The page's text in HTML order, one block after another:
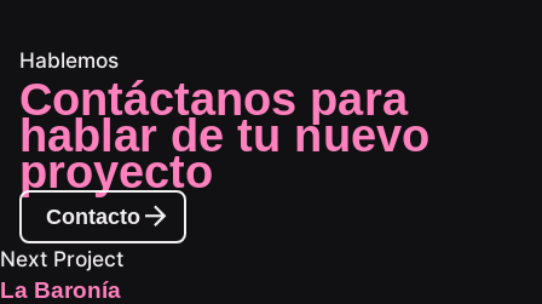
Hablemos
Contáctanos para
hablar de tu nuevo
proyecto
Contacto
Next Project
La Baronía